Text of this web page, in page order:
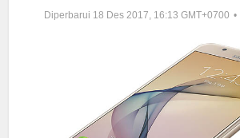
Diperbarui 18 Des 2017, 16:13 GMT+0700